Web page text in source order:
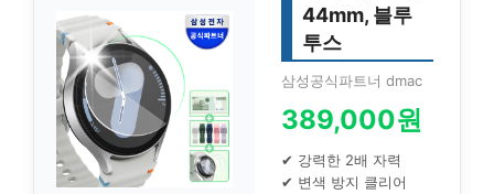
44mm, 블루
투스
삼성공식파트너 dmac
389,000원
✔ 강력한 2배 자력
✔ 변색 방지 클리어